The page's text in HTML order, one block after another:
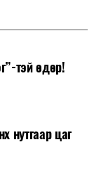
тэй өдөр!
нутгаар цаг